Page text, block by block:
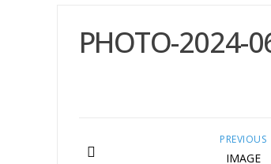
PHOTO-2024-
PREVIOUS
IMAGE